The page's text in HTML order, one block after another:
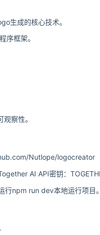
生成的核心技术。
序框架。
察性。
Nutlope/logocreator
AI API密钥：
npm run dev本地运行项目。